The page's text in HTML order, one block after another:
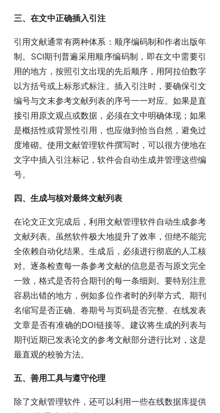
三、在文中正确插入引注
引用文献通常有两种体系：顺序编码制和作者出版年
制。SCI期刊普遍采用顺序编码制，即在文中需要引
用的地方，按照引文出现的先后顺序，用阿拉伯数字
以方括号或上标形式标注。插入引注时，要确保引文
编号与文末参考文献列表的序号一一对应。如果是直
接引用原文观点或数据，必须在文中明确体现；如果
是概括性或背景性引用，也应做到恰当自然，避免过
度堆砌。使用文献管理软件撰写时，可以很方便地在
文字中插入引注标记，软件会自动生成并管理这些编
号。
四、生成与核对最终文献列表
在论文正文完成后，利用文献管理软件自动生成参考
文献列表。虽然软件极大地提升了效率，但绝不能完
全依赖自动化结果。生成后，必须进行彻底的人工核
对。逐条检查每一条参考文献的信息是否与原文完全
一致，格式是否符合期刊的每一条细则。要特别注意
容易出错的地方，例如多位作者时的列举方式、期刊
名缩写是否正确、卷期号与页码是否完整、在线发表
文章是否有准确的DOI链接等。建议将生成的列表与
期刊近期已发表论文的参考文献部分进行比对，这是
最直观的校验方法。
五、善用工具与遵守伦理
除了文献管理软件，还可以利用一些在线数据库提供